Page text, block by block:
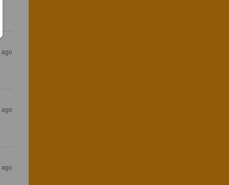
ago
ago